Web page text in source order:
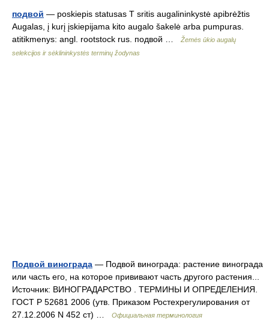
подвой — poskiepis statusas T sritis augalininkystė apibrėžtis
Augalas, į kurį įskiepijama kito augalo šakelė arba pumpuras.
atitikmenys: angl. rootstock rus. подвой …
Žemės ūkio augalų
selekcijos ir sėklininkystės terminų žodynas
Подвой винограда — Подвой винограда: растение винограда
или часть его, на которое прививают часть другого растения...
Источник: ВИНОГРАДАРСТВО . ТЕРМИНЫ И ОПРЕДЕЛЕНИЯ.
ГОСТ Р 52681 2006 (утв. Приказом Ростехрегулирования от
27.12.2006 N 452 ст) …
Официальная терминология